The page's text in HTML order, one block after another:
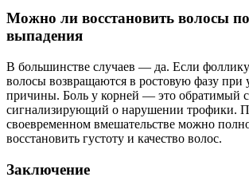
Можно ли восстановить волосы
выпадения
В большинстве случаев — да. Если
волосы возвращаются в ростовую фазу при
причины. Боль у корней — это обратимый
сигнализирующий о нарушении трофики.
своевременном вмешательстве можно
восстановить густоту и качество волос.
Заключение